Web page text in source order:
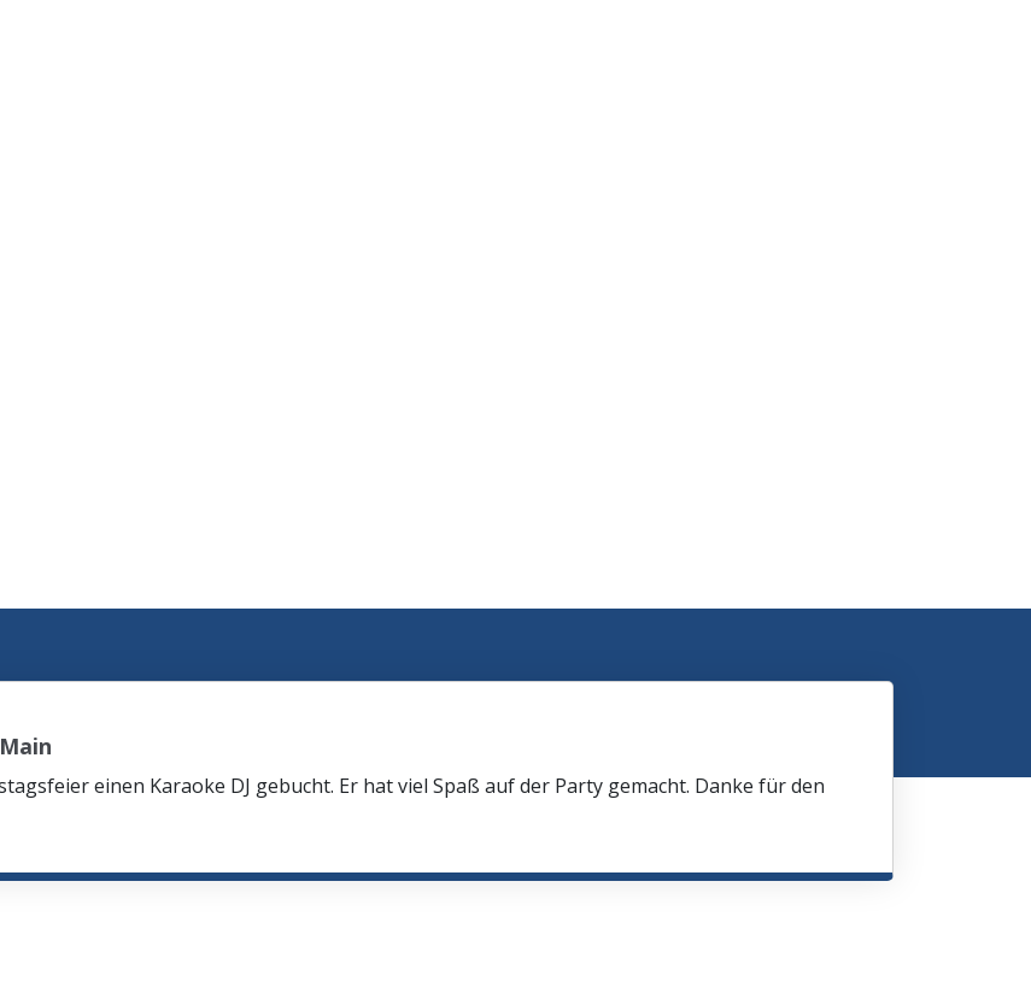
einen Karaoke DJ gebucht. Er hat viel Spaß auf der Party gemacht. Danke für den